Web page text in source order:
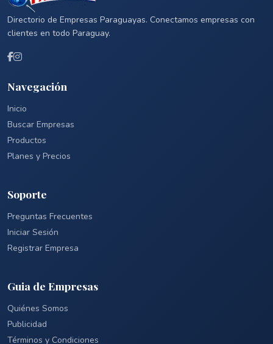
Directorio de Empresas Paraguayas. Conectamos empresas con
clientes en todo Paraguay.
Navegación
Inicio
Buscar Empresas
Productos
Planes y Precios
Soporte
Preguntas Frecuentes
Iniciar Sesión
Registrar Empresa
Guia de Empresas
Quiénes Somos
Publicidad
Términos y Condiciones